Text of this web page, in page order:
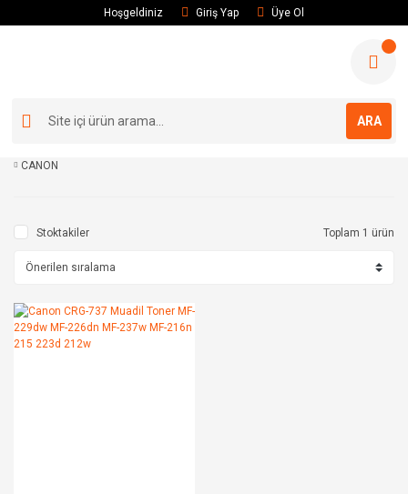
Hoşgeldiniz Giriş Yap Üye Ol
ARA
CANON
Stoktakiler Toplam 1 ürün